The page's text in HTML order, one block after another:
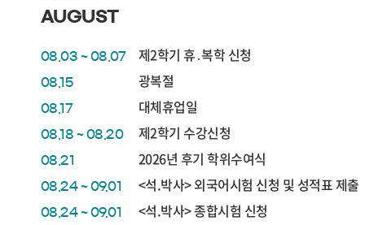
AUGUST
08.03 ~ 08.07 제2학기 휴․복학 신청
08.15 광복절
08.17 대체휴업일
08.18 ~ 08.20 제2학기 수강신청
08.21 2026년 후기 학위수여식
08.24 ~ 09.01 <석.박사> 외국어시험 신청 및 성적표 제출
08.24 ~ 09.01 <석.박사> 종합시험 신청